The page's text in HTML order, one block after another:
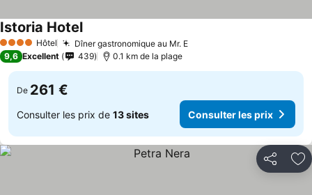
4 Étoiles Hôtel Dîner gastronomique au Mr. E
Istoria Hotel
9,6 Excellent 439 0.1 km de la plage
De 261 €
Consulter les prix de 13 sites Consulter les prix
Partager